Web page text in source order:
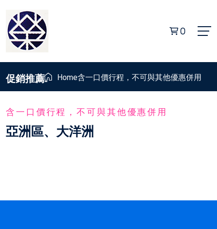
0
促銷推薦 Home含一口價行程，不可與其他優惠併用
含一口價行程，不可與其他優惠併用
亞洲區、大洋洲